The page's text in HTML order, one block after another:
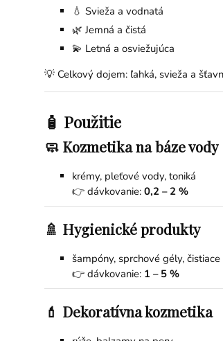
💧 Svieža a vodnatá
🌿 Jemná a čistá
💫 Letná a osviežujúca
💡 Celkový dojem: ľahká, svieža a
🧴 Použitie
🧼 Kozmetika na báze vody
krémy, pleťové vody, toniká
👉 dávkovanie: 0,2 – 2 %
🚿 Hygienické produkty
šampóny, sprchové gély,
👉 dávkovanie: 1 – 5 %
💄 Dekoratívna kozmetika